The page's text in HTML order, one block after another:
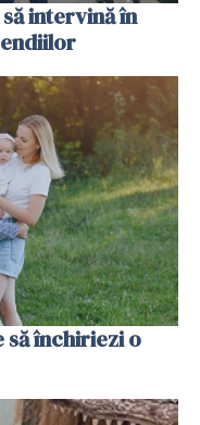
intervină în
să închiriezi o